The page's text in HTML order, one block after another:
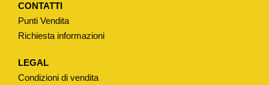
CONTATTI
Punti Vendita
Richiesta informazioni
LEGAL
Condizioni di vendita